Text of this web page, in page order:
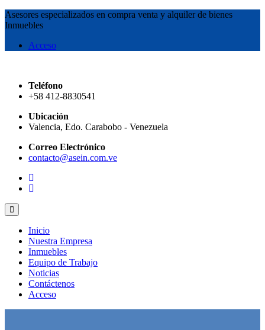
Asesores especializados en compra venta y alquiler de bienes
Inmuebles
Acceso
Teléfono
+58 412-8830541
Ubicación
Valencia, Edo. Carabobo - Venezuela
Correo Electrónico
contacto@asein.com.ve
Inicio
Nuestra Empresa
Inmuebles
Equipo de Trabajo
Noticias
Contáctenos
Acceso